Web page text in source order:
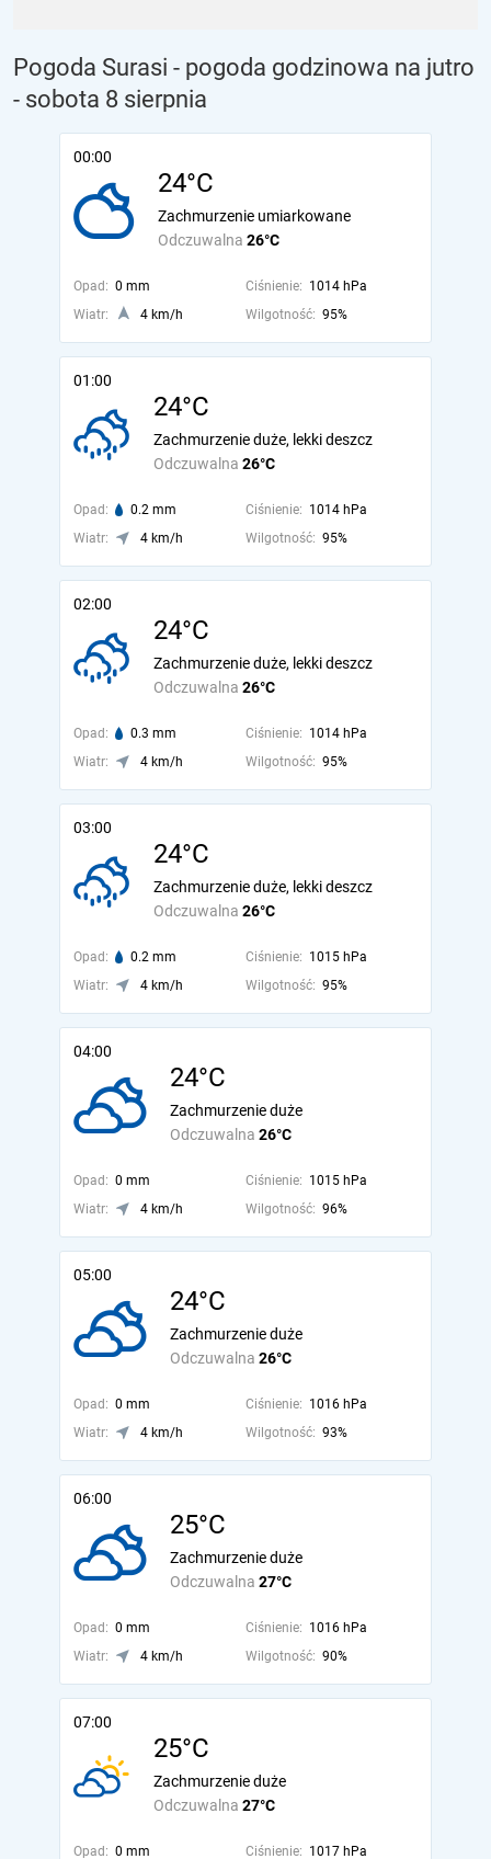
Pogoda Surasi - pogoda godzinowa na jutro
- sobota 8 sierpnia
00:00
24°C
Odczuwalna 26°C
Zachmurzenie umiarkowane
Opad: 0 mm Ciśnienie: 1014 hPa
Wiatr:
4 km/h Wilgotność: 95%
01:00
24°C
Odczuwalna 26°C
Zachmurzenie duże, lekki deszcz
Opad: 0.2 mm Ciśnienie: 1014 hPa
Wiatr:
4 km/h Wilgotność: 95%
02:00
24°C
Odczuwalna 26°C
Zachmurzenie duże, lekki deszcz
Opad: 0.3 mm Ciśnienie: 1014 hPa
Wiatr:
4 km/h Wilgotność: 95%
03:00
24°C
Odczuwalna 26°C
Zachmurzenie duże, lekki deszcz
Opad: 0.2 mm Ciśnienie: 1015 hPa
Wiatr:
4 km/h Wilgotność: 95%
04:00
24°C
Odczuwalna 26°C
Zachmurzenie duże
Opad: 0 mm Ciśnienie: 1015 hPa
Wiatr:
4 km/h Wilgotność: 96%
05:00
24°C
Odczuwalna 26°C
Zachmurzenie duże
Opad: 0 mm Ciśnienie: 1016 hPa
Wiatr:
4 km/h Wilgotność: 93%
06:00
25°C
Odczuwalna 27°C
Zachmurzenie duże
Opad: 0 mm Ciśnienie: 1016 hPa
Wiatr:
4 km/h Wilgotność: 90%
07:00
25°C
Odczuwalna 27°C
Zachmurzenie duże
Opad: 0 mm Ciśnienie: 1017 hPa